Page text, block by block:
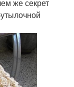
же секрет